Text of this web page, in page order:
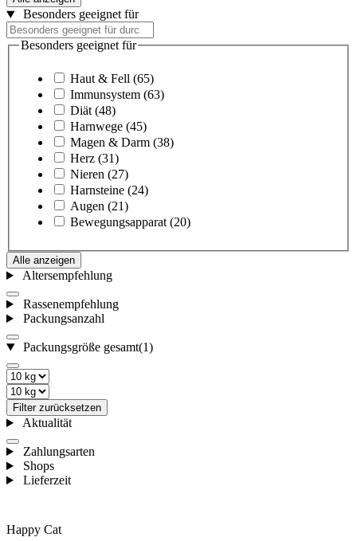
Besonders geeignet für
Besonders geeignet für
Haut & Fell (65)
Immunsystem (63)
Diät (48)
Harnwege (45)
Magen & Darm (38)
Herz (31)
Nieren (27)
Harnsteine (24)
Augen (21)
Bewegungsapparat (20)
Alle anzeigen
Altersempfehlung
Rassenempfehlung
Packungsanzahl
Packungsgröße gesamt(1)
Filter zurücksetzen
Aktualität
Zahlungsarten
Shops
Lieferzeit
Happy Cat